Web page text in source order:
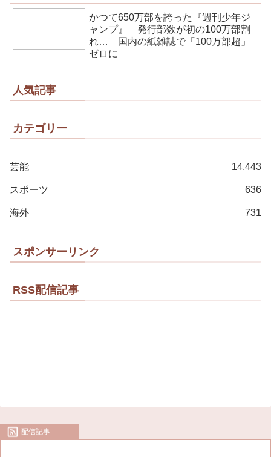
かつて650万部を誇った『週刊少年ジ
ャンプ』 発行部数が初の100万部割
れ… 国内の紙雑誌で「100万部超」
ゼロに
人気記事
カテゴリー
芸能 14,443
スポーツ 636
海外 731
スポンサーリンク
RSS配信記事
配信記事